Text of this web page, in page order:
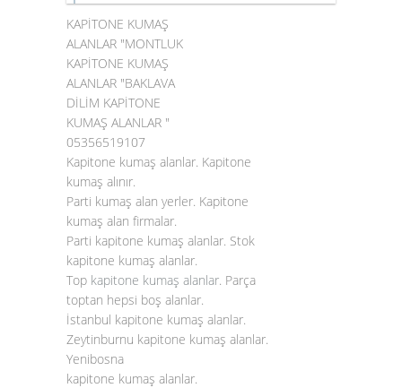
KAPİTONE KUMAŞ
ALANLAR "MONTLUK
KAPİTONE KUMAŞ
ALANLAR "BAKLAVA
DİLİM KAPİTONE
KUMAŞ ALANLAR "
05356519107
Kapitone kumaş alanlar. Kapitone
kumaş alınır.
Parti kumaş alan yerler. Kapitone
kumaş alan firmalar.
Parti kapitone kumaş alanlar. Stok
kapitone kumaş alanlar.
Top kapitone kumaş alanlar. Parça
toptan hepsi boş alanlar.
İstanbul kapitone kumaş alanlar.
Zeytinburnu kapitone kumaş alanlar.
Yenibosna
kapitone kumaş alanlar.